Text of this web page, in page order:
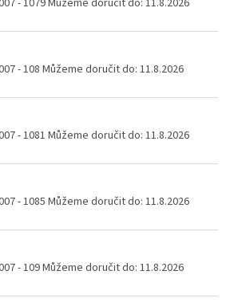
- 108Můžeme doručit do: 11.8.2026
- 1081Můžeme doručit do: 11.8.2026
- 1085Můžeme doručit do: 11.8.2026
- 109Můžeme doručit do: 11.8.2026